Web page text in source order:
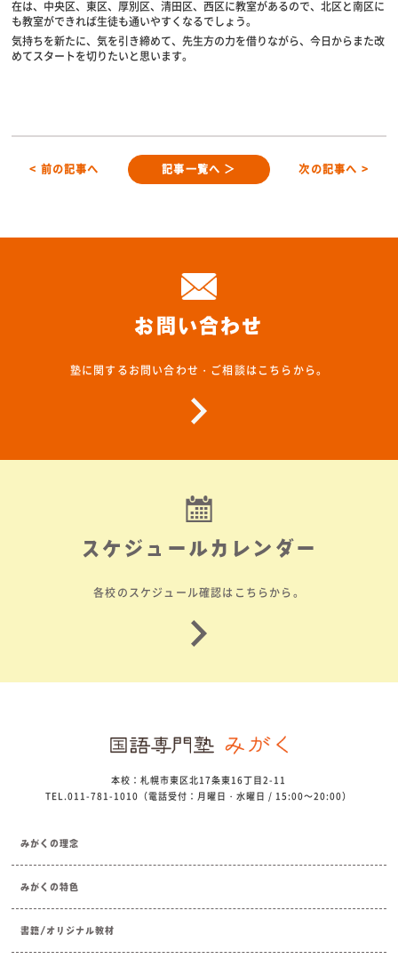
在は、中央区、東区、厚別区、清田区、西区に教室があるので、北区と南区に
も教室ができれば生徒も通いやすくなるでしょう。
気持ちを新たに、気を引き締めて、先生方の力を借りながら、今日からまた改
めてスタートを切りたいと思います。
< 前の記事へ 記事一覧へ ＞ 次の記事へ >
お問い合わせ
塾に関するお問い合わせ・ご相談はこちらから。
スケジュールカレンダー
各校のスケジュール確認はこちらから。
本校：札幌市東区北17条東16丁目2-11
TEL.011-781-1010（電話受付：月曜日・水曜日 / 15:00～20:00）
みがくの理念
みがくの特色
書籍/オリジナル教材